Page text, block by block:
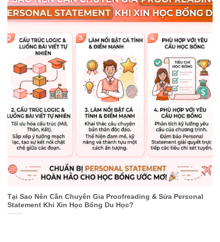
Tại Sao Nên Cần Chuyên Gia Proofreading & Sửa Personal
Statement Khi Xin Học Bổng Du Học?